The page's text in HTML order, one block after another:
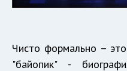
Чисто формально –
"байопик" -